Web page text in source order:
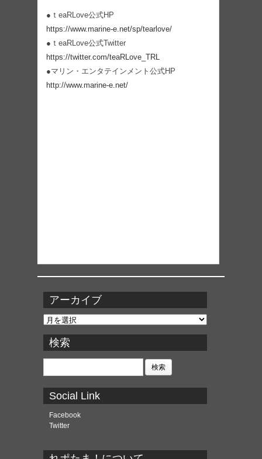
●ｔeaRLove公式HP
https://www.marine-e.net/sp/tearlove/
●ｔeaRLove公式Twitter
https://twitter.com/teaRLove_TRL
●マリン・エンタテインメント公式HP
http://www.marine-e.net/
アーカイブ
ア
カ
イ
ブ
検索
検
Social Link
Facebook
Twitter